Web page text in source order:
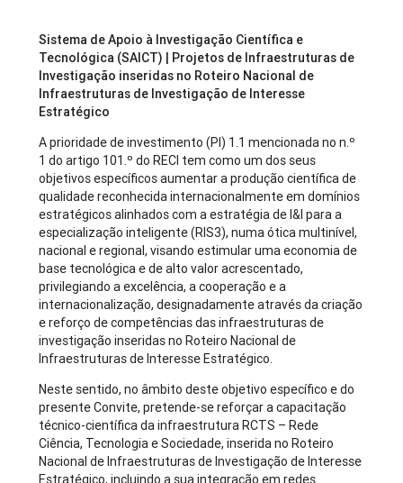
Sistema de Apoio à Investigação Científica e
Tecnológica (SAICT)
| Projetos de Infraestruturas de
Investigação inseridas no Roteiro Nacional de
Infraestruturas de Investigação de Interesse
Estratégico​
A prioridade de investimento (PI) 1.1 mencionada no n.º
1 do artigo 101.º do RECI tem como um dos seus
objetivos específicos aumentar a produção científica de
qualidade reconhecida internacionalmente em domínios
estratégicos alinhados com a estratégia de I&I para a
especialização inteligente (RIS3), numa ótica multinível,
nacional e regional, visando estimular uma economia de
base tecnológica e de alto valor acrescentado,
privilegiando a excelência, a cooperação e a
internacionalização, designadamente através da criação
e reforço de competências das infraestruturas de
investigação inseridas no Roteiro Nacional de
Infraestruturas de Interesse Estratégico.
Neste sentido, no âmbito deste objetivo específico e do
presente Convite, pretende-se reforçar a capacitação
técnico-científica da infraestrutura RCTS – Rede
Ciência, Tecnologia e Sociedade, inserida no Roteiro
Nacional de Infraestruturas de Investigação de Interesse